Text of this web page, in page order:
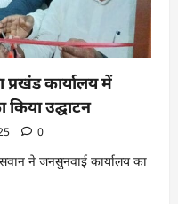
प्रखंड कार्यालय में
उद्घाटन
0
ने जनसुनवाई कार्यालय का